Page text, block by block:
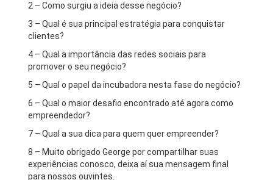
2 – Como surgiu a ideia desse negócio?
3 – Qual é sua principal estratégia para conquistar
clientes?
4 – Qual a importância das redes sociais para
promover o seu negócio?
5 – Qual o papel da incubadora nesta fase do negócio?
6 – Qual o maior desafio encontrado até agora como
empreendedor?
7 – Qual a sua dica para quem quer empreender?
8 – Muito obrigado George por compartilhar suas
experiências conosco, deixa aí sua mensagem final
para nossos ouvintes.